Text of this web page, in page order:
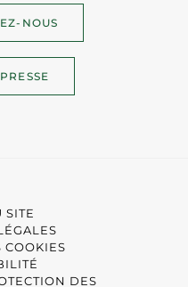
NOUS
SITE
COOKIES
DES